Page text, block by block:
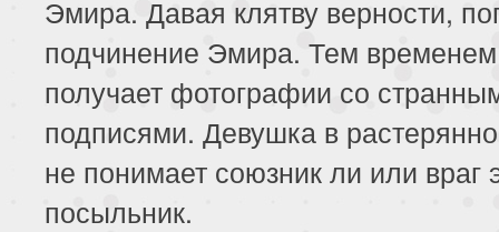
Эмира. Давая клятву верности,
подчинение Эмира. Тем
получает фотографии со
подписями. Девушка в
не понимает союзник ли или враг
посыльник.